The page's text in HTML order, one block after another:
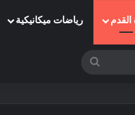
القدم رياضات ميكانيكية
بحث